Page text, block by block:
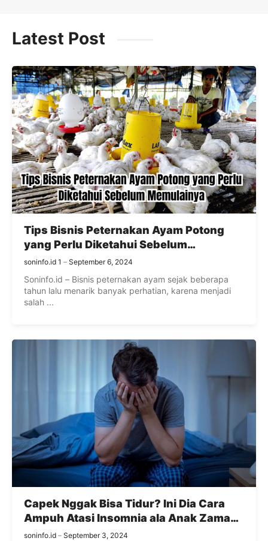
Latest Post
Tips Bisnis Peternakan Ayam Potong
yang Perlu Diketahui Sebelum
Memulainya
soninfo.id 1 September 6, 2024
Soninfo.id – Bisnis peternakan ayam sejak beberapa
tahun lalu menarik banyak perhatian, karena menjadi
salah ...
Capek Nggak Bisa Tidur? Ini Dia Cara
Ampuh Atasi Insomnia ala Anak Zaman
Now!
soninfo.id September 3, 2024